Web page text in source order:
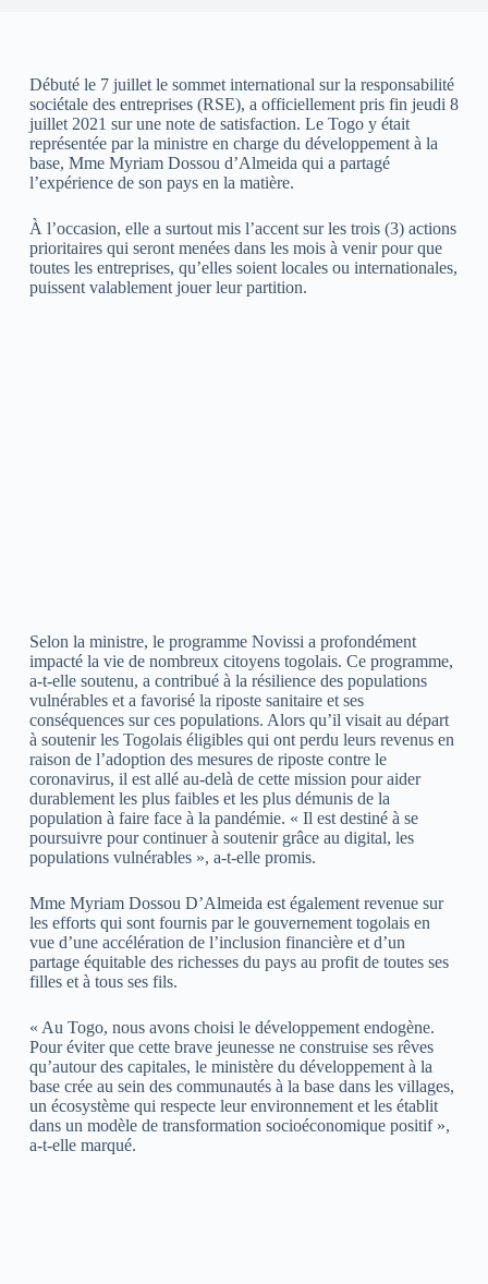
Débuté le 7 juillet le sommet international sur la responsabilité
sociétale des entreprises (RSE), a officiellement pris fin jeudi 8
juillet 2021 sur une note de satisfaction. Le Togo y était
représentée par la ministre en charge du développement à la
base, Mme Myriam Dossou d’Almeida qui a partagé
l’expérience de son pays en la matière.
À l’occasion, elle a surtout mis l’accent sur les trois (3) actions
prioritaires qui seront menées dans les mois à venir pour que
toutes les entreprises, qu’elles soient locales ou internationales,
puissent valablement jouer leur partition.
Selon la ministre, le programme Novissi a profondément
impacté la vie de nombreux citoyens togolais. Ce programme,
a-t-elle soutenu, a contribué à la résilience des populations
vulnérables et a favorisé la riposte sanitaire et ses
conséquences sur ces populations. Alors qu’il visait au départ
à soutenir les Togolais éligibles qui ont perdu leurs revenus en
raison de l’adoption des mesures de riposte contre le
coronavirus, il est allé au-delà de cette mission pour aider
durablement les plus faibles et les plus démunis de la
population à faire face à la pandémie. « Il est destiné à se
poursuivre pour continuer à soutenir grâce au digital, les
populations vulnérables », a-t-elle promis.
Mme Myriam Dossou D’Almeida est également revenue sur
les efforts qui sont fournis par le gouvernement togolais en
vue d’une accélération de l’inclusion financière et d’un
partage équitable des richesses du pays au profit de toutes ses
filles et à tous ses fils.
« Au Togo, nous avons choisi le développement endogène.
Pour éviter que cette brave jeunesse ne construise ses rêves
qu’autour des capitales, le ministère du développement à la
base crée au sein des communautés à la base dans les villages,
un écosystème qui respecte leur environnement et les établit
dans un modèle de transformation socioéconomique positif »,
a-t-elle marqué.